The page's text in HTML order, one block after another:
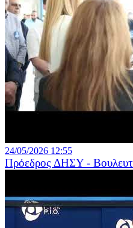
24/05/2026 12:55
Πρόεδρος ΔΗΣΥ -